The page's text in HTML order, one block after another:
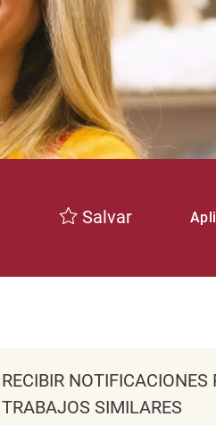
Salvar
RECIBIR NOTIFICACIONES
TRABAJOS SIMILARES